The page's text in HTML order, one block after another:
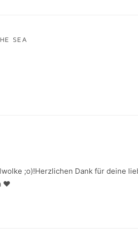
SEA
;o)!Herzlichen Dank für deine
♥